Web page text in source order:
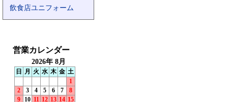
飲食店ユニフォーム